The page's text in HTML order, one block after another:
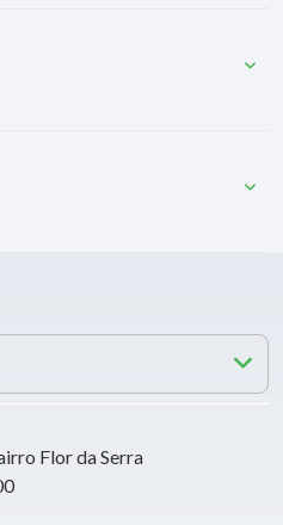
Flor da Serra